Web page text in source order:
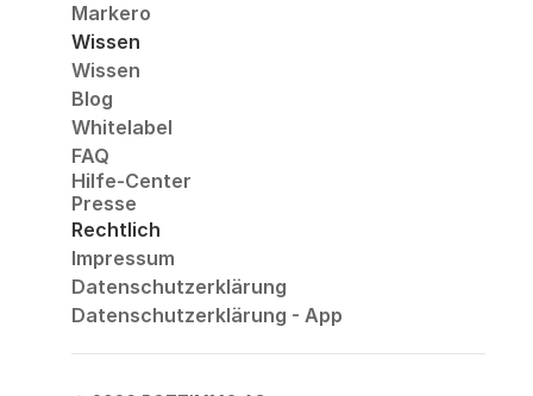
Markero
Wissen
Wissen
Blog
Whitelabel
FAQ
Hilfe-Center
Presse
Rechtlich
Impressum
Datenschutzerklärung
Datenschutzerklärung - App